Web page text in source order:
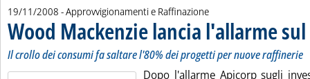
19/11/2008 - Approvvigionamenti e Raffinazione
Wood Mackenzie lancia l'allarme
Il crollo dei consumi fa saltare l'80% dei progetti per nuove raffinerie
Dopo l'allarme Apicorp sugli